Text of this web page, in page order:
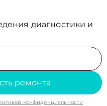
диагностики и
ремонта
конфиденциальности